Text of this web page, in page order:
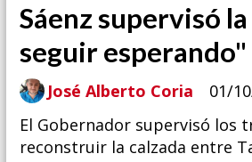
Sáenz supervisó
seguir esperando"
El Gobernador supervisó los
reconstruir la calzada entre
01/
José Alberto Coria